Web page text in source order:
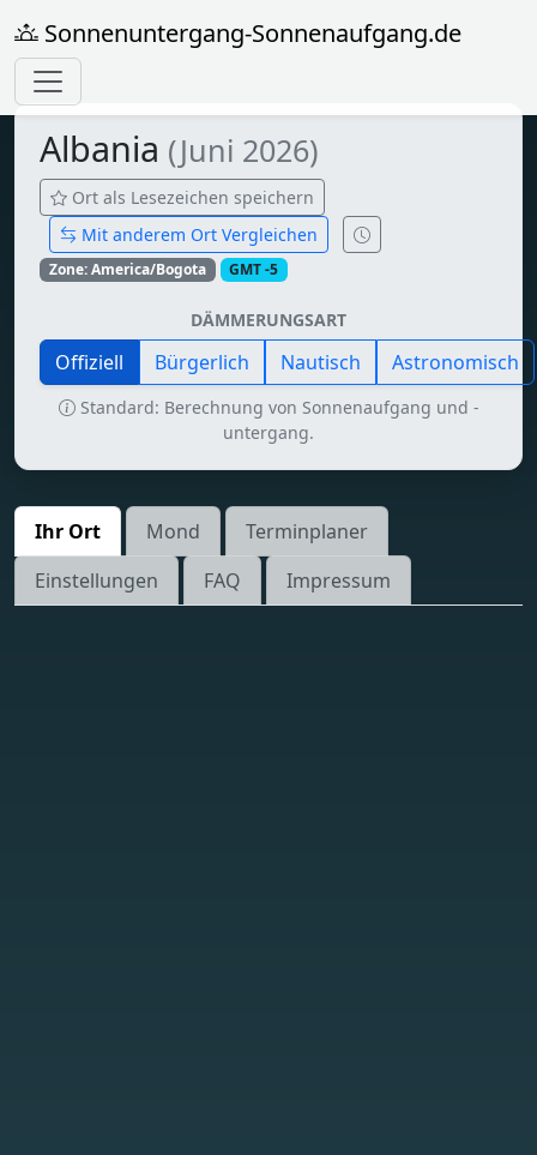
Sonnenuntergang-Sonnenaufgang.de
Albania (Juni 2026)
Ort als Lesezeichen speichern
Mit anderem Ort Vergleichen
Zone: America/Bogota GMT -5
DÄMMERUNGSART
Offiziell Bürgerlich Nautisch Astronomisch
Standard: Berechnung von Sonnenaufgang und -
untergang.
Ihr Ort Mond
Terminplaner
Einstellungen
FAQ Impressum